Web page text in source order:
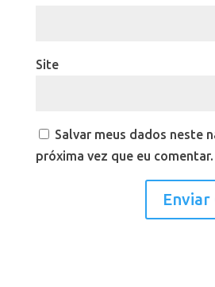
Site
Salvar meus dados neste
próxima vez que eu comentar.